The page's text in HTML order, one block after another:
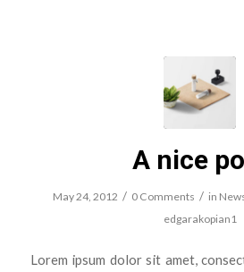
A nice
May 24, 2012 / 0 Comments / in
edgarakopian1
Lorem ipsum dolor sit amet,